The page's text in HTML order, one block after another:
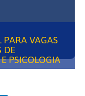
VAGAS
PSICOLOGIA